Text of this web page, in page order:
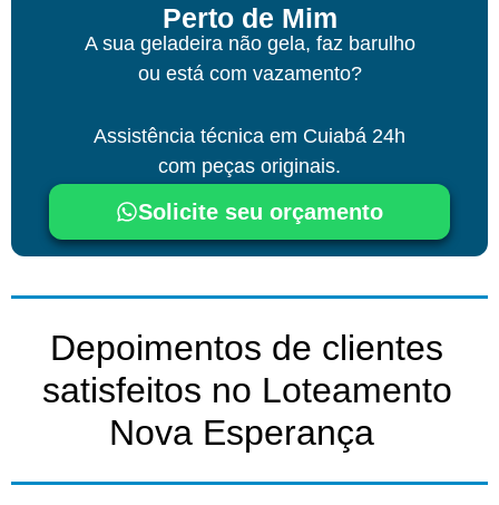
Perto de Mim
A sua geladeira não gela, faz barulho
ou está com vazamento?
Assistência técnica em Cuiabá 24h
com peças originais.
Solicite seu orçamento
Depoimentos de clientes
satisfeitos no Loteamento
Nova Esperança ​